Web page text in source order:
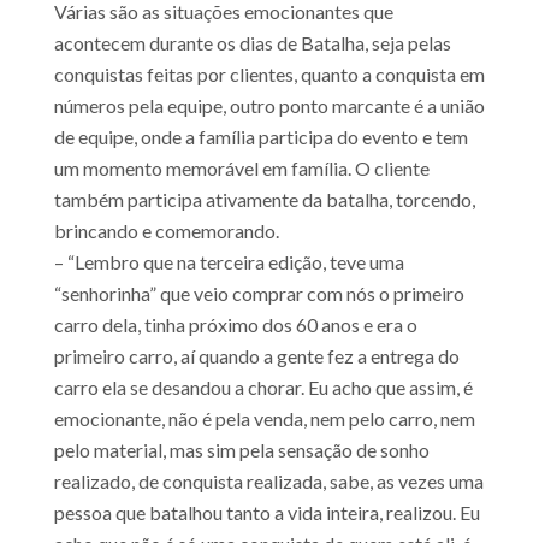
Várias são as situações emocionantes que
acontecem durante os dias de Batalha, seja pelas
conquistas feitas por clientes, quanto a conquista em
números pela equipe, outro ponto marcante é a união
de equipe, onde a família participa do evento e tem
um momento memorável em família. O cliente
também participa ativamente da batalha, torcendo,
brincando e comemorando.
– “Lembro que na terceira edição, teve uma
“senhorinha” que veio comprar com nós o primeiro
carro dela, tinha próximo dos 60 anos e era o
primeiro carro, aí quando a gente fez a entrega do
carro ela se desandou a chorar. Eu acho que assim, é
emocionante, não é pela venda, nem pelo carro, nem
pelo material, mas sim pela sensação de sonho
realizado, de conquista realizada, sabe, as vezes uma
pessoa que batalhou tanto a vida inteira, realizou. Eu